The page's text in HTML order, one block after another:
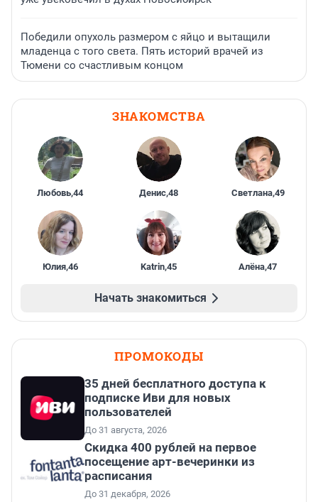
Победили опухоль размером с яйцо и вытащили
младенца с того света. Пять историй врачей из
Тюмени со счастливым концом
ЗНАКОМСТВА
Любовь,44 Денис,48 Светлана,49
Юлия,46 Katrin,45 Алёна,47
Начать знакомиться
ПРОМОКОДЫ
35 дней бесплатного доступа к
подписке Иви для новых
пользователей
До 31 августа, 2026
Cкидка 400 рублей на первое
посещение арт-вечеринки из
расписания
До 31 декабря, 2026